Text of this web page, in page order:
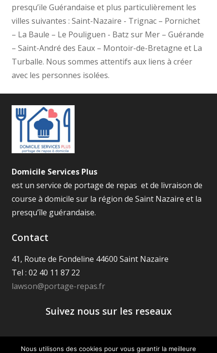
presqu’ile Guérandaise et plus particulièrement les
villes suivantes : Saint-Nazaire - Trignac – Pornichet
– La Baule – Le Pouliguen - Batz sur Mer – Guérande
– Saint-André des Eaux – Montoir-de-Bretagne et La
Turballe. Nous sommes attentifs aux liens à créer
avec les personnes isolées.
Domicile Services Plus
est un service de portage de repas et de livraison de
course à domicile sur la région de Saint Nazaire et la
presqu’île guérandaise.
Contact
41, Route de Fondeline 44600 Saint Nazaire
Tel : 02 40 11 87 22
lawson@portage-repas.fr
Suivez nous sur les reseaux
Nous utilisons des cookies pour vous garantir la meilleure